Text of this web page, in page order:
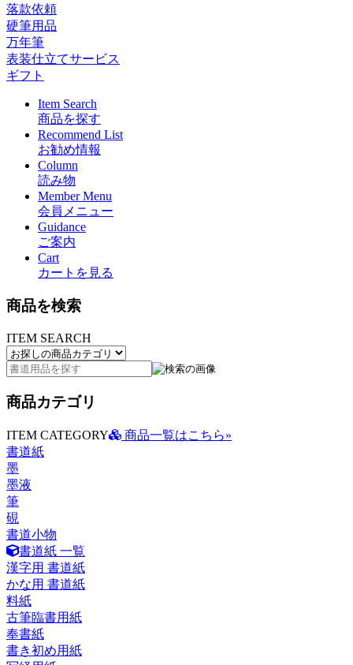
落款依頼
硬筆用品
万年筆
表装仕立てサービス
ギフト
Item Search
商品を探す
Recommend List
お勧め情報
Column
読み物
Member Menu
会員メニュー
Guidance
ご案内
Cart
カートを見る
商品を検索
ITEM SEARCH
商品カテゴリ
ITEM CATEGORY
商品一覧はこちら»
書道紙
墨
墨液
筆
硯
書道小物
書道紙 一覧
漢字用 書道紙
かな用 書道紙
料紙
古筆臨書用紙
奉書紙
書き初め用紙